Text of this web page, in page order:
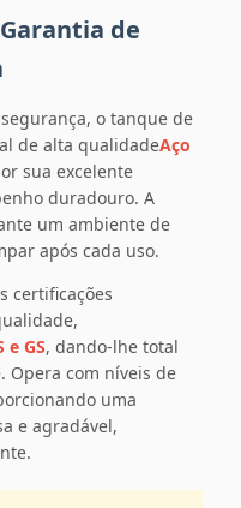
de
o tanque de
de alta qualidadeAço
sua excelente
duradouro. A
um ambiente de
após cada uso.
certificações
e GS, dando-lhe total
Opera com níveis de
uma
e agradável,